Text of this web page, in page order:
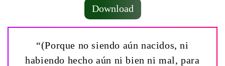
Download
“(Porque no siendo aún nacidos, ni
habiendo hecho aún ni bien ni mal, para